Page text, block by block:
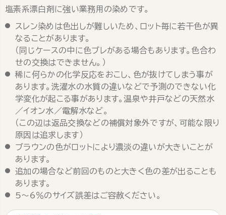
塩素系漂白剤に強い業務用の染めです。
スレン染めは色出しが難しいため、ロット毎に若干色が異
なることがあります。
（同じケースの中に色ブレがある場合もあります。色合わ
せの交換はできません。）
稀に何らかの化学反応をおこし、色が抜けてしまう事が
あります。洗濯水の水質の違いなどで予測のできない化
学変化が起こる事があります。温泉や井戸などの天然水
／イオン水／電解水など。
（この辺は返品交換などの補償対象外ですが、可能な限り
原因は追求します）
ブラウンの色がロットにより濃淡の違いが大きいことが
あります。
追加の場合など前回のものと大きく色の差が出ることも
あります。
5～6％のサイズ誤差はご容赦ください。